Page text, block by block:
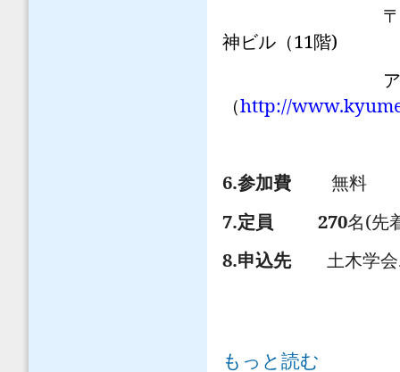
〒
神ビル（11階)
アク
（http://
6.参加費 無料
7.定員 270名(先
8.申込先
土木学
「CIM講演会2015（福岡）」の開催
もっと読む